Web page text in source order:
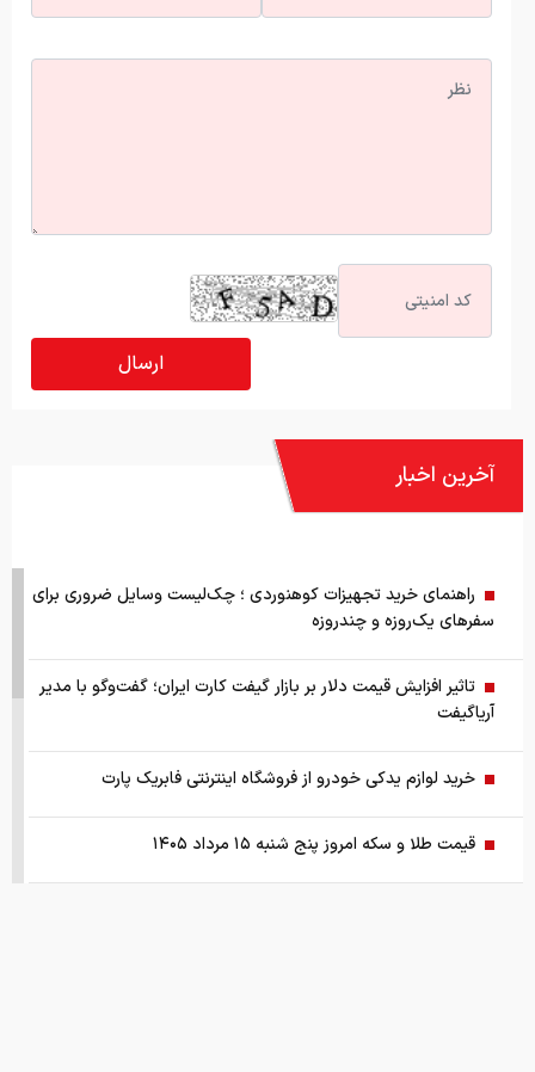
آخرین اخبار
راهنمای خرید تجهیزات کوهنوردی ؛ چک‌لیست وسایل ضروری برای
سفرهای یک‌روزه و چندروزه
تاثیر افزایش قیمت دلار بر بازار گیفت کارت ایران؛ گفت‌وگو با مدیر
آریاگیفت
خرید لوازم یدکی خودرو از فروشگاه اینترنتی فابریک پارت
قیمت طلا و سکه امروز پنج شنبه ۱۵ مرداد ۱۴۰۵